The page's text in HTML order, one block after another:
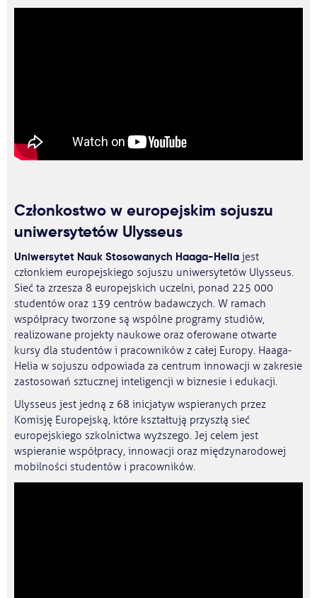
Członkostwo w europejskim sojuszu
uniwersytetów Ulysseus
Uniwersytet Nauk Stosowanych Haaga-Helia jest
członkiem europejskiego sojuszu uniwersytetów Ulysseus.
Sieć ta zrzesza 8 europejskich uczelni, ponad 225 000
studentów oraz 139 centrów badawczych. W ramach
współpracy tworzone są wspólne programy studiów,
realizowane projekty naukowe oraz oferowane otwarte
kursy dla studentów i pracowników z całej Europy. Haaga-
Helia w sojuszu odpowiada za centrum innowacji w zakresie
zastosowań sztucznej inteligencji w biznesie i edukacji.
Ulysseus jest jedną z 68 inicjatyw wspieranych przez
Komisję Europejską, które kształtują przyszłą sieć
europejskiego szkolnictwa wyższego. Jej celem jest
wspieranie współpracy, innowacji oraz międzynarodowej
mobilności studentów i pracowników.